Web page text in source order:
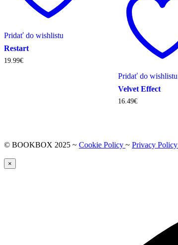
Pridať do wishlistu
Restart
19.99€
Pridať do wishlistu
Velvet Effect
16.49€
© BOOKBOX 2025 ~ Cookie Policy ~ Privacy Policy
×